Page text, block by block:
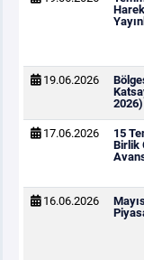
19.06.2026
2026)
17.06.2026
15
Birlik
16.06.2026